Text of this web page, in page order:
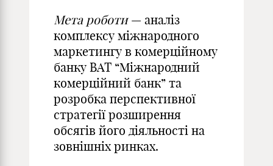
Мета роботи— аналіз
комплексу міжнародного
маркетингу в комерційному
банку ВАТ “Міжнародний
комерційний банк” та
розробка перспективної
стратегії розширення
обсягів його діяльності на
зовнішніх ринках.